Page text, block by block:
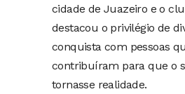
cidade de Juazeiro e o
destacou o privilégio de
conquista com pessoas
contribuíram para que o
tornasse realidade.